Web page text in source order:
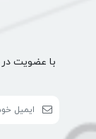
با عضویت در